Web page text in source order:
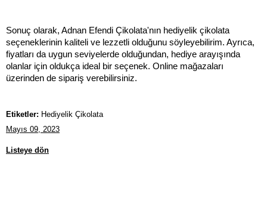
Sonuç olarak, Adnan Efendi Çikolata'nın hediyelik çikolata
seçeneklerinin kaliteli ve lezzetli olduğunu söyleyebilirim. Ayrıca,
fiyatları da uygun seviyelerde olduğundan, hediye arayışında
olanlar için oldukça ideal bir seçenek. Online mağazaları
üzerinden de sipariş verebilirsiniz.
Etiketler: Hediyelik Çikolata
Mayıs 09, 2023
Listeye dön